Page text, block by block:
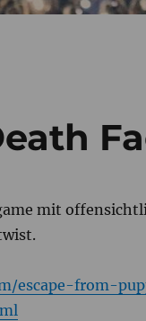
mit
escape-from-